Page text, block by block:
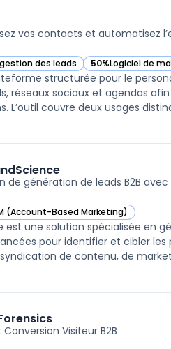
vos contacts et automatisez
des leads
catégorie 50%Logiciel de
— voir Clay dans
structurée pour le
réseaux sociaux et agendas
L’outil couvre deux usages
de génération de leads B2B avec
(Account-Based Marketing)
dans cette catégorie
est une solution spécialisée en
pour identifier et cibler les
de contenu, de
Conversion Visiteur B2B